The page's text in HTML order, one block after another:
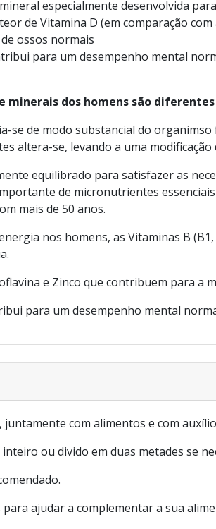
especialmente desenvolvida
de Vitamina D (em comparação
ossos normais
para um desempenho mental
minerais dos homens são
se de modo substancial do
altera-se, levando a uma modificação
equilibrado para satisfazer as
de micronutrientes
mais de 50 anos.
nos homens, as Vitaminas B
e Zinco que contribuem para a
para um desempenho mental
com alimentos e com
ou divido em duas metades se
ajudar a complementar a sua